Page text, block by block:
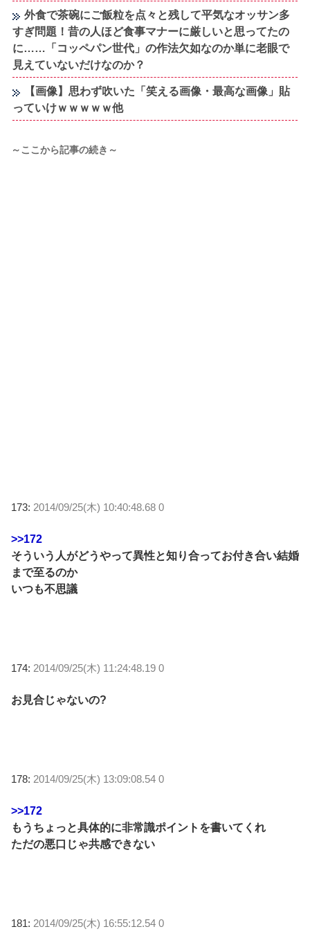
外食で茶碗にご飯粒を点々と残して平気なオッサン多
すぎ問題！昔の人ほど食事マナーに厳しいと思ってたの
に……「コッペパン世代」の作法欠如なのか単に老眼で
見えていないだけなのか？
【画像】思わず吹いた「笑える画像・最高な画像」貼
っていけｗｗｗｗｗ他
～ここから記事の続き～
173: 2014/09/25(木) 10:40:48.68 0
>>172
そういう人がどうやって異性と知り合ってお付き合い結婚
まで至るのか
いつも不思議
174: 2014/09/25(木) 11:24:48.19 0
お見合じゃないの?
178: 2014/09/25(木) 13:09:08.54 0
>>172
もうちょっと具体的に非常識ポイントを書いてくれ
ただの悪口じゃ共感できない
181: 2014/09/25(木) 16:55:12.54 0